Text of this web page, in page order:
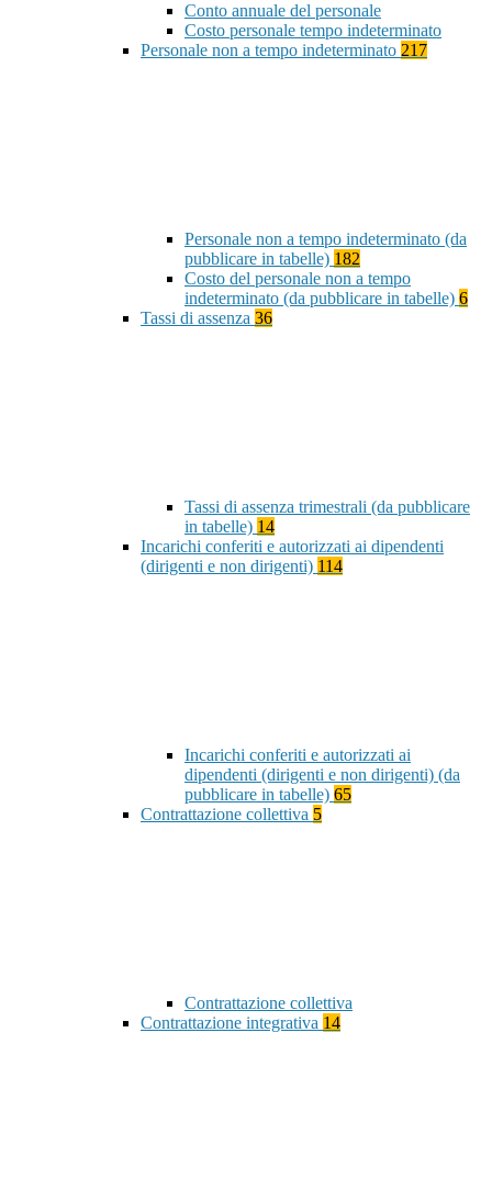
Conto annuale del personale
Costo personale tempo indeterminato
Personale non a tempo indeterminato 217
Personale non a tempo indeterminato (da
pubblicare in tabelle) 182
Costo del personale non a tempo
indeterminato (da pubblicare in tabelle) 6
Tassi di assenza 36
Tassi di assenza trimestrali (da pubblicare
in tabelle) 14
Incarichi conferiti e autorizzati ai dipendenti
(dirigenti e non dirigenti) 114
Incarichi conferiti e autorizzati ai
dipendenti (dirigenti e non dirigenti) (da
pubblicare in tabelle) 65
Contrattazione collettiva 5
Contrattazione collettiva
Contrattazione integrativa 14